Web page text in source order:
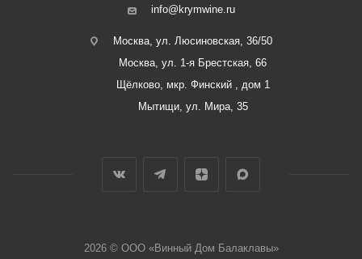
info@krymwine.ru
Москва, ул. Люсиновская, 36/50
Москва, ул. 1-я Брестская, 66
Щёлково, мкр. Финский , дом 1
Мытищи, ул. Мира, 35
2026 © ООО «Винный Дом Балаклавы»